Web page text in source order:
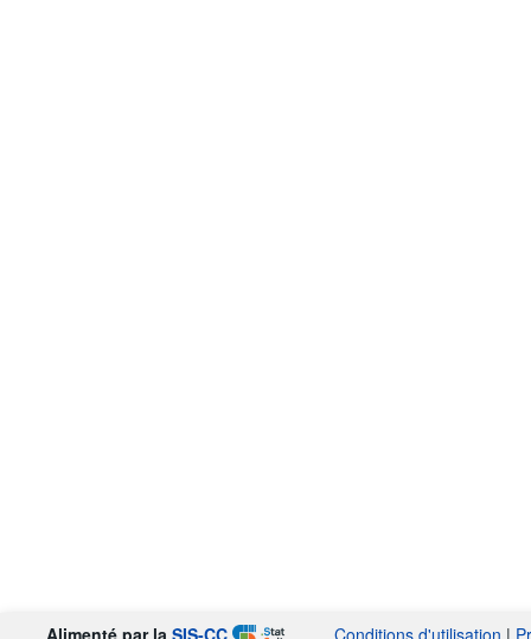
Alimenté par la SIS-CC Conditions d'utilisation |